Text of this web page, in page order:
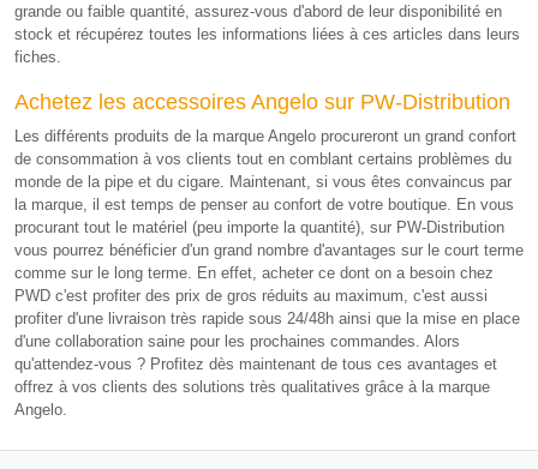
grande ou faible quantité, assurez-vous d'abord de leur disponibilité en
stock et récupérez toutes les informations liées à ces articles dans leurs
fiches.
Achetez les accessoires Angelo sur PW-Distribution
Les différents produits de la marque Angelo procureront un grand confort
de consommation à vos clients tout en comblant certains problèmes du
monde de la pipe et du cigare. Maintenant, si vous êtes convaincus par
la marque, il est temps de penser au confort de votre boutique. En vous
procurant tout le matériel (peu importe la quantité), sur PW-Distribution
vous pourrez bénéficier d'un grand nombre d'avantages sur le court terme
comme sur le long terme. En effet, acheter ce dont on a besoin chez
PWD c'est profiter des prix de gros réduits au maximum, c'est aussi
profiter d'une livraison très rapide sous 24/48h ainsi que la mise en place
d'une collaboration saine pour les prochaines commandes. Alors
qu'attendez-vous ? Profitez dès maintenant de tous ces avantages et
offrez à vos clients des solutions très qualitatives grâce à la marque
Angelo.